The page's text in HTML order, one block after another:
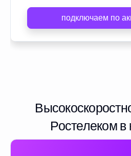
подключаем по
Ростелеком в